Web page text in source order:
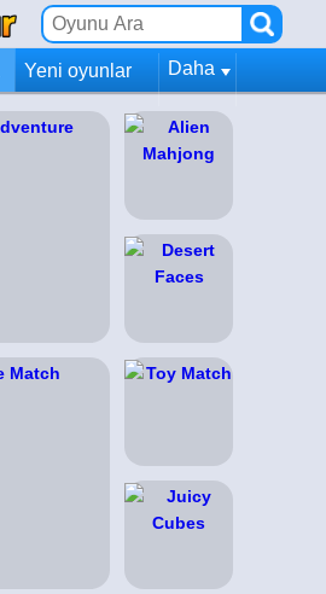
Yeni oyunlar Daha